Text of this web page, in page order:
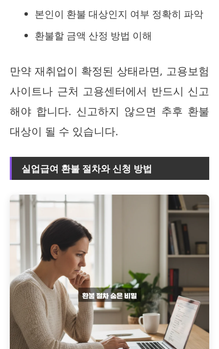
본인이 환불 대상인지 여부 정확히 파악
환불할 금액 산정 방법 이해
만약 재취업이 확정된 상태라면, 고용보험
사이트나 근처 고용센터에서 반드시 신고
해야 합니다. 신고하지 않으면 추후 환불
대상이 될 수 있습니다.
실업급여 환불 절차와 신청 방법